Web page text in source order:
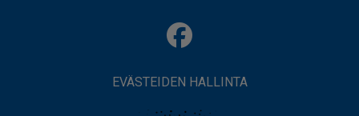
EVÄSTEIDEN HALLINTA